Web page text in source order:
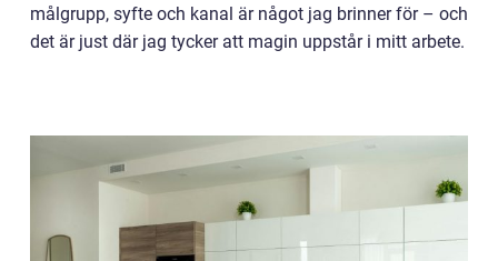
målgrupp, syfte och kanal är något jag brinner för – och
det är just där jag tycker att magin uppstår i mitt arbete.